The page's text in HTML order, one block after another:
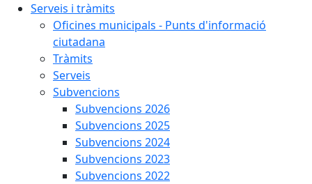
Serveis i tràmits
Oficines municipals - Punts d'informació
ciutadana
Tràmits
Serveis
Subvencions
Subvencions 2026
Subvencions 2025
Subvencions 2024
Subvencions 2023
Subvencions 2022